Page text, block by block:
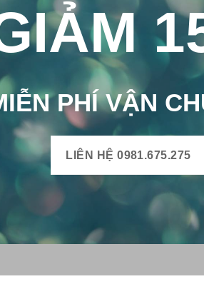
PHÍ VẬN
LIÊN HỆ 0981.675.275
VIỆT
Đức, Tỉnh Quảng
THÔNG
Mô tả sản